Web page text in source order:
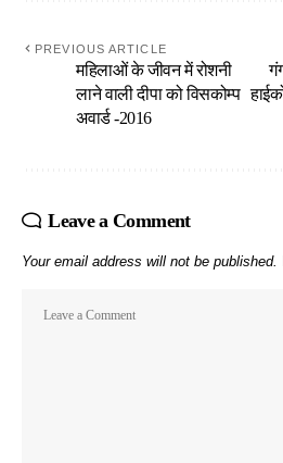
PREVIOUS ARTICLE
महिलाओं के जीवन में रोशनी
लाने वाली दीपा को विसकोम्प
अवार्ड -2016
Leave a Comment
Your email address will not be published.